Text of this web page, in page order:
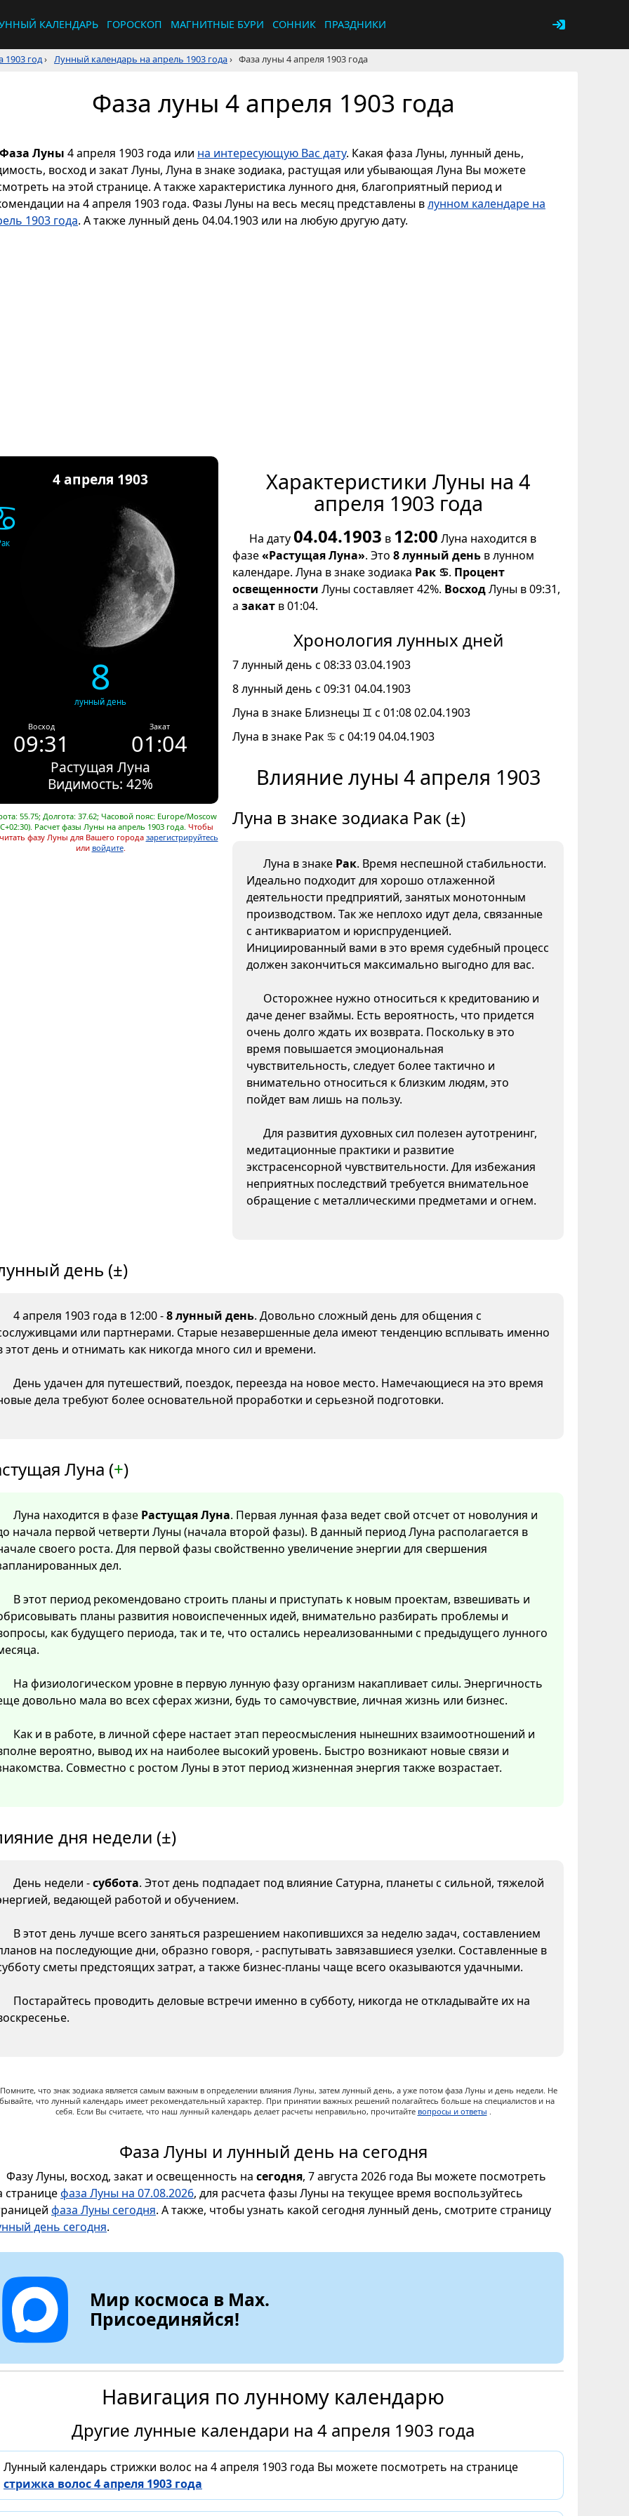
КАЛЕНДАРЬ ГОРОСКОП МАГНИТНЫЕ БУРИ СОННИК ПРАЗДНИКИ
1903 год› Лунный календарь на апрель 1903 года› Фаза луны 4 апреля 1903 года
Фаза луны 4 апреля 1903 года
Фаза Луны 4 апреля 1903 года или на интересующую Вас дату. Какая фаза Луны, лунный день,
восход и закат Луны, Луна в знаке зодиака, растущая или убывающая Луна Вы можете
на этой странице. А также характеристика лунного дня, благоприятный период и
на 4 апреля 1903 года. Фазы Луны на весь месяц представлены влунном календаре на
1903 года. А также лунный день 04.04.1903 или на любую другую дату.
4 апреля 1903
8
лунный день
Восход
09:31
Закат
01:04
Растущая Луна
Видимость: 42%
55.75; Долгота: 37.62; Часовой пояс: Europe/Moscow
Расчет фазы Луны на апрель 1903 года. Чтобы
фазу Луны для Вашего города зарегистрируйтесь
или войдите.
Характеристики Луны на 4
апреля 1903 года
На дату04.04.1903 в 12:00 Луна находится в
фазе«Растущая Луна». Это 8 лунный день в лунном
календаре. Луна в знаке зодиака Рак ♋. Процент
освещенности Луны составляет 42%. ВосходЛуны в 09:31,
а закат в 01:04.
Хронология лунных дней
7 лунный день с 08:33 03.04.1903
8 лунный день с 09:31 04.04.1903
Луна в знаке Близнецы ♊ с 01:08 02.04.1903
Луна в знаке Рак ♋ с 04:19 04.04.1903
Влияние луны 4 апреля 1903
Луна в знаке зодиака Рак (±)
Луна в знаке Рак. Время неспешной стабильности.
Идеально подходит для хорошо отлаженной
деятельности предприятий, занятых монотонным
производством. Так же неплохо идут дела, связанные
с антиквариатом и юриспруденцией.
Инициированный вами в это время судебный процесс
должен закончиться максимально выгодно для вас.
Осторожнее нужно относиться к кредитованию и
даче денег взаймы. Есть вероятность, что придется
очень долго ждать их возврата. Поскольку в это
время повышается эмоциональная
чувствительность, следует более тактично и
внимательно относиться к близким людям, это
пойдет вам лишь на пользу.
Для развития духовных сил полезен аутотренинг,
медитационные практики и развитие
экстрасенсорной чувствительности. Для избежания
неприятных последствий требуется внимательное
обращение с металлическими предметами и огнем.
день (±)
4 апреля 1903 года в 12:00 -8 лунный день. Довольно сложный день для общения с
или партнерами. Старые незавершенные дела имеют тенденцию всплывать именно
этот день и отнимать как никогда много сил и времени.
День удачен для путешествий, поездок, переезда на новое место. Намечающиеся на это время
дела требуют более основательной проработки и серьезной подготовки.
Луна (+)
Луна находится в фазе Растущая Луна. Первая лунная фаза ведет свой отсчет от новолуния и
начала первой четверти Луны (начала второй фазы). В данный период Луна располагается в
своего роста. Для первой фазы свойственно увеличение энергии для свершения
дел.
В этот период рекомендовано строить планы и приступать к новым проектам, взвешивать и
планы развития новоиспеченных идей, внимательно разбирать проблемы и
как будущего периода, так и те, что остались нереализованными с предыдущего лунного
На физиологическом уровне в первую лунную фазу организм накапливает силы. Энергичность
довольно мала во всех сферах жизни, будь то самочувствие, личная жизнь или бизнес.
Как и в работе, в личной сфере настает этап переосмысления нынешних взаимоотношений и
вероятно, вывод их на наиболее высокий уровень. Быстро возникают новые связи и
Совместно с ростом Луны в этот период жизненная энергия также возрастает.
дня недели (±)
День недели -суббота. Этот день подпадает под влияние Сатурна, планеты с сильной, тяжелой
ведающей работой и обучением.
В этот день лучше всего заняться разрешением накопившихся за неделю задач, составлением
на последующие дни, образно говоря, - распутывать завязавшиеся узелки. Составленные в
сметы предстоящих затрат, а также бизнес-планы чаще всего оказываются удачными.
Постарайтесь проводить деловые встречи именно в субботу, никогда не откладывайте их на
Помните, что знак зодиака является самым важным в определении влияния Луны, затем лунный день, а уже потом фаза Луны и день недели. Не
что лунный календарь имеет рекомендательный характер. При принятии важных решений полагайтесь больше на специалистов и на
себя. Если Вы считаете, что наш лунный календарь делает расчеты неправильно, прочитайте вопросы и ответы .
Фаза Луны и лунный день на сегодня
Фазу Луны, восход, закат и освещенность на сегодня, 7 августа 2026 года Вы можете посмотреть
страницефаза Луны на 07.08.2026, для расчета фазы Луны на текущее время воспользуйтесь
фаза Луны сегодня. А также, чтобы узнать какой сегодня лунный день, смотрите страницу
день сегодня.
Мир космоса в Max.
Присоединяйся!
Навигация по лунному календарю
Другие лунные календари на 4 апреля 1903 года
Лунный календарь стрижки волос на 4 апреля 1903 года Вы можете посмотреть на странице
стрижка волос 4 апреля 1903 года